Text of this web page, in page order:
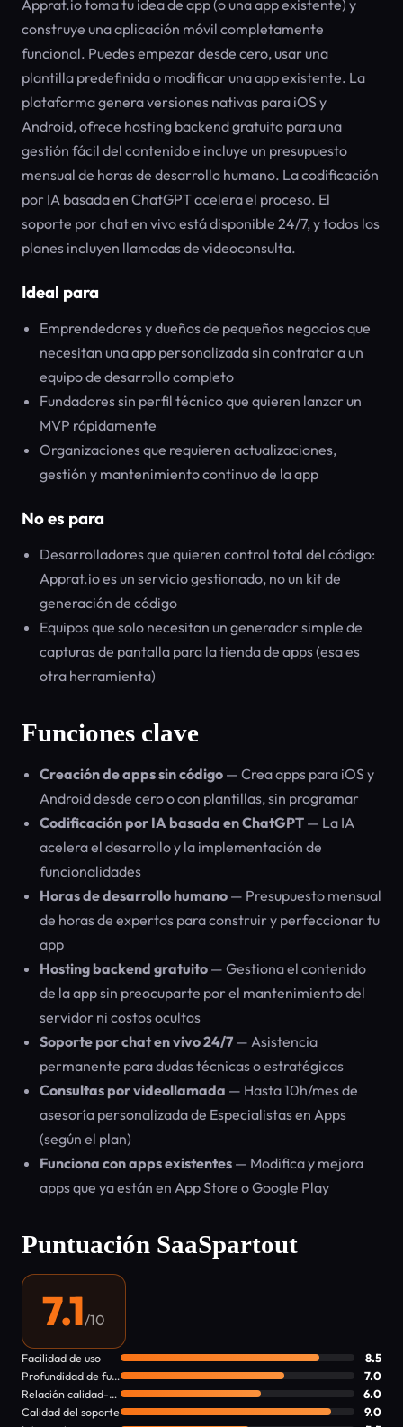
Apprat.io toma tu idea de app (o una app existente) y
construye una aplicación móvil completamente
funcional. Puedes empezar desde cero, usar una
plantilla predefinida o modificar una app existente. La
plataforma genera versiones nativas para iOS y
Android, ofrece hosting backend gratuito para una
gestión fácil del contenido e incluye un presupuesto
mensual de horas de desarrollo humano. La codificación
por IA basada en ChatGPT acelera el proceso. El
soporte por chat en vivo está disponible 24/7, y todos los
planes incluyen llamadas de videoconsulta.
Ideal para
Emprendedores y dueños de pequeños negocios que
necesitan una app personalizada sin contratar a un
equipo de desarrollo completo
Fundadores sin perfil técnico que quieren lanzar un
MVP rápidamente
Organizaciones que requieren actualizaciones,
gestión y mantenimiento continuo de la app
No es para
Desarrolladores que quieren control total del código:
Apprat.io es un servicio gestionado, no un kit de
generación de código
Equipos que solo necesitan un generador simple de
capturas de pantalla para la tienda de apps (esa es
otra herramienta)
Funciones clave
Creación de apps sin código — Crea apps para iOS y
Android desde cero o con plantillas, sin programar
Codificación por IA basada en ChatGPT — La IA
acelera el desarrollo y la implementación de
funcionalidades
Horas de desarrollo humano — Presupuesto mensual
de horas de expertos para construir y perfeccionar tu
app
Hosting backend gratuito — Gestiona el contenido
de la app sin preocuparte por el mantenimiento del
servidor ni costos ocultos
Soporte por chat en vivo 24/7 — Asistencia
permanente para dudas técnicas o estratégicas
Consultas por videollamada — Hasta 10h/mes de
asesoría personalizada de Especialistas en Apps
(según el plan)
Funciona con apps existentes — Modifica y mejora
apps que ya están en App Store o Google Play
Puntuación SaaSpartout
7.1/10
Facilidad de uso
8.5
Profundidad de funciones
7.0
Relación calidad-precio
6.0
Calidad del soporte
9.0